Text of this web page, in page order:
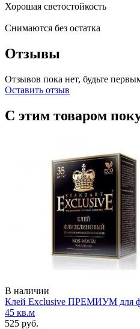
Хорошая светостойкость
Снимаются без остатка
Отзывы
Отзывов пока нет, будьте
Оставить отзыв
С этим товаром
В наличии
Клей Exclusive ПРЕМИУМ для
45 кв.м
525 руб.